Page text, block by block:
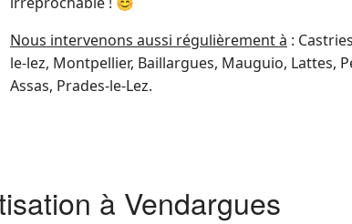
Nous intervenons aussi régulièrement à :
le-lez, Montpellier, Baillargues, Mauguio, Lattes,
Assas, Prades-le-Lez.
à Vendargues